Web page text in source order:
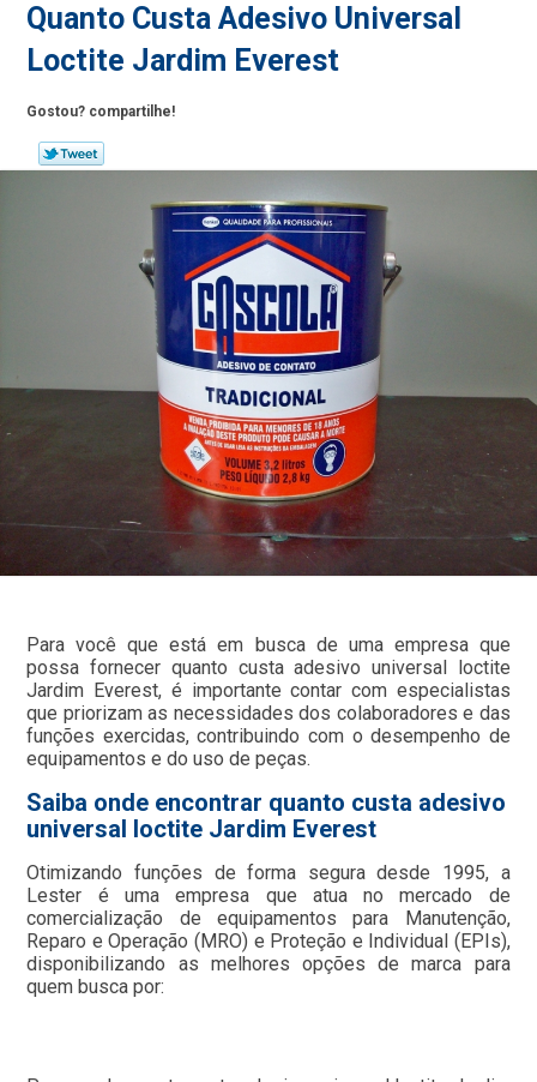
Quanto Custa Adesivo Universal
Loctite Jardim Everest
Gostou? compartilhe!
Para você que está em busca de uma empresa que
possa fornecer quanto custa adesivo universal loctite
Jardim Everest, é importante contar com especialistas
que priorizam as necessidades dos colaboradores e das
funções exercidas, contribuindo com o desempenho de
equipamentos e do uso de peças.
Saiba onde encontrar quanto custa adesivo
universal loctite Jardim Everest
Otimizando funções de forma segura desde 1995, a
Lester é uma empresa que atua no mercado de
comercialização de equipamentos para Manutenção,
Reparo e Operação (MRO) e Proteção e Individual (EPIs),
disponibilizando as melhores opções de marca para
quem busca por: